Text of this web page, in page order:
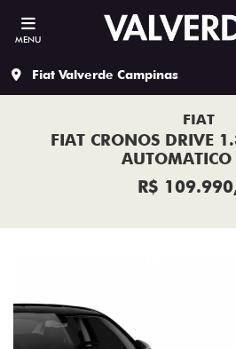
MENU
Fiat Valverde Campinas
FIAT
FIAT CRONOS DRIVE
R$